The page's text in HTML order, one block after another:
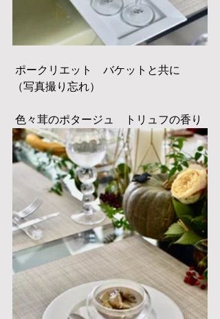
ポークリエット　バケットと共に
（写真撮り忘れ）
色々茸のポタージュ　トリュフの香り